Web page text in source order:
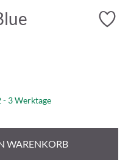
3 Werktage
WARENKORB